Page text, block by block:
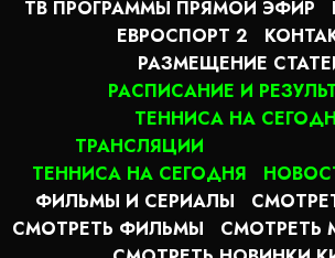
ТВ ПРОГРАММЫ ПРЯМОЙ ЭФИР
ЕВРОСПОРТ 2
РАЗМЕЩЕНИЕ
РАСПИСАНИЕ И
ТЕННИСА НА
ТРАНСЛЯЦИИ
ТЕННИСА НА СЕГОДНЯ
ФИЛЬМЫ И СЕРИАЛЫ
СМОТРЕТЬ ФИЛЬМЫ
СМОТРЕТЬ